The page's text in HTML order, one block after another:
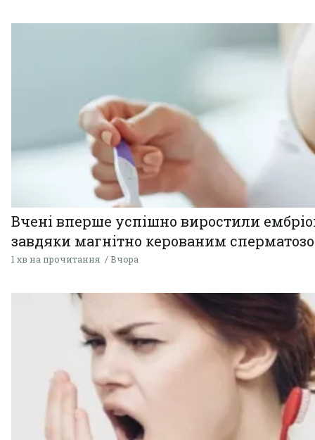
Вчені вперше успішно виростили
завдяки магнітно керованим
1 хв на прочитання Вчора